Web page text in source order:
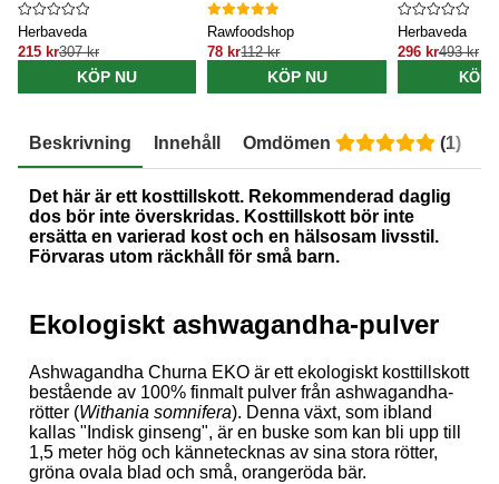
Herbaveda
215 kr307 kr
KÖP NU
Rawfoodshop
78 kr112 kr
KÖP NU
Herbaveda
296 kr493 kr
KÖP
Beskrivning Innehåll Omdömen (1)
Det här är ett kosttillskott. Rekommenderad daglig
dos bör inte överskridas. Kosttillskott bör inte
ersätta en varierad kost och en hälsosam livsstil.
Förvaras utom räckhåll för små barn.
Ekologiskt ashwagandha-pulver
Ashwagandha Churna EKO är ett ekologiskt kosttillskott
bestående av 100% finmalt pulver från ashwagandha-
rötter (Withania somnifera). Denna växt, som ibland
kallas "Indisk ginseng", är en buske som kan bli upp till
1,5 meter hög och kännetecknas av sina stora rötter,
gröna ovala blad och små, orangeröda bär.